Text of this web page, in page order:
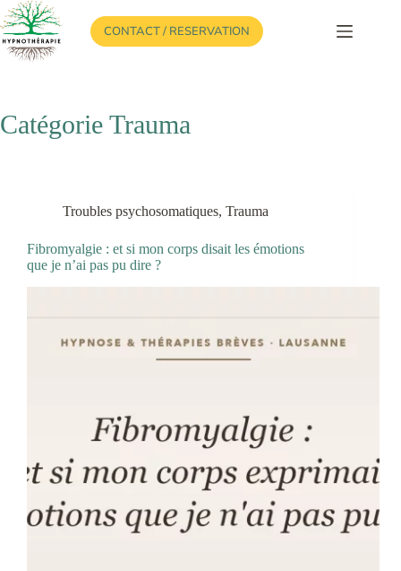
Passer
au
contenu
CONTACT / RESERVATION
Catégorie Trauma
Troubles psychosomatiques, Trauma
Fibromyalgie : et si mon corps disait les émotions
que je n’ai pas pu dire ?